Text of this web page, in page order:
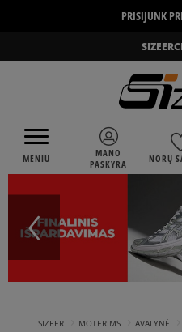
PRISIJUNK
MENIU
MANO
PASKYRA
NORŲ
SIZEER MOTERIMS AVALYNĖ